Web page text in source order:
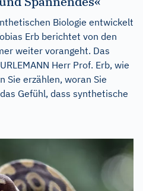
Biologie entwickelt
Erb berichtet von den
weiter vorangeht. Das
Herr Prof. Erb, wie
Sie erzählen, woran Sie
Gefühl, dass synthetische